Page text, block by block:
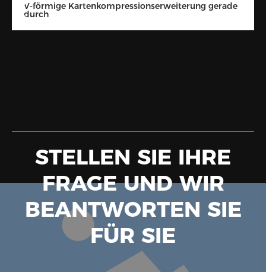
V-förmige Kartenkompressionserweiterung gerade
durch
STELLEN SIE IHRE
FRAGE UND WIR
BEANTWORTEN SIE
FÜR SIE